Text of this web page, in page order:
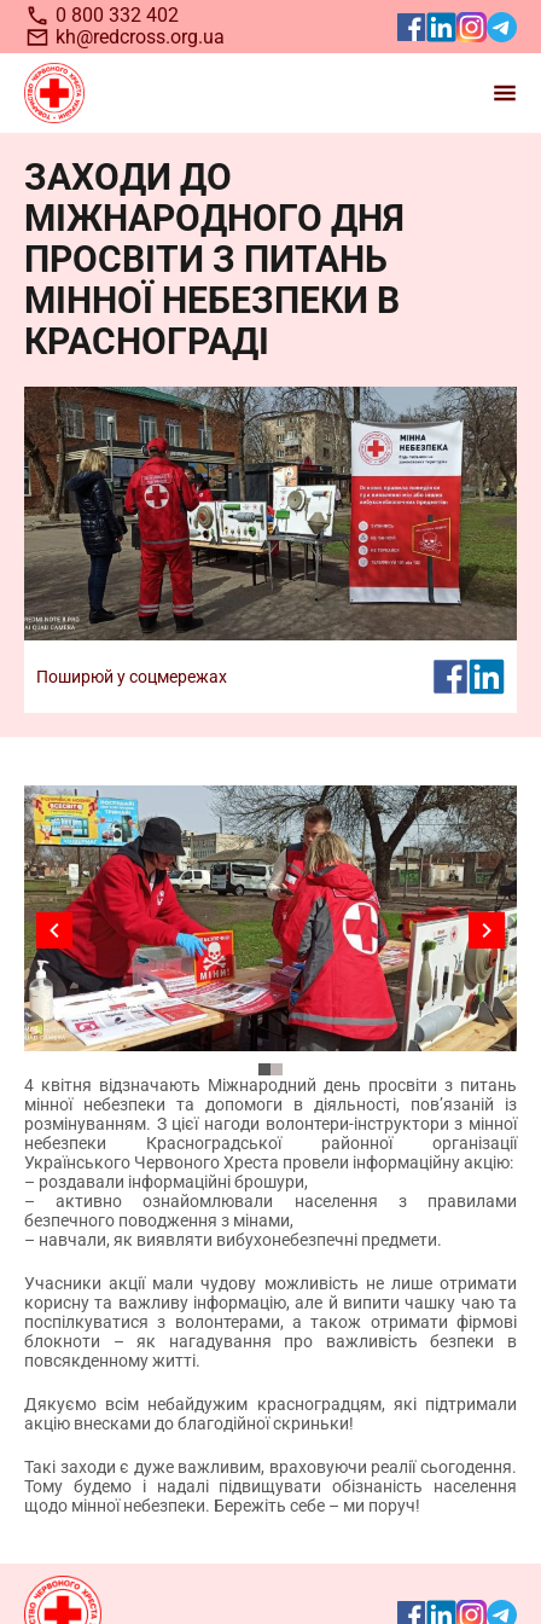
0 800 332 402
kh@redcross.org.ua
ЗАХОДИ ДО
МІЖНАРОДНОГО ДНЯ
ПРОСВІТИ З ПИТАНЬ
МІННОЇ НЕБЕЗПЕКИ В
КРАСНОГРАДІ
Поширюй у соцмережах
4 квітня відзначають Міжнародний день просвіти з питань
мінної небезпеки та допомоги в діяльності, пов’язаній із
розмінуванням. З цієї нагоди волонтери-інструктори з мінної
небезпеки Красноградської районної організації
Українського Червоного Хреста провели інформаційну акцію:
– роздавали інформаційні брошури,
– активно ознайомлювали населення з правилами
безпечного поводження з мінами,
– навчали, як виявляти вибухонебезпечні предмети.
Учасники акції мали чудову можливість не лише отримати
корисну та важливу інформацію, але й випити чашку чаю та
поспілкуватися з волонтерами, а також отримати фірмові
блокноти – як нагадування про важливість безпеки в
повсякденному житті.
Дякуємо всім небайдужим красноградцям, які підтримали
акцію внесками до благодійної скриньки!
Такі заходи є дуже важливим, враховуючи реалії сьогодення.
Тому будемо і надалі підвищувати обізнаність населення
щодо мінної небезпеки. Бережіть себе – ми поруч!
Станьте волонтером
УкраїнськогоЧервоного
Хреста
Запрошуємо всіх, хто бажає долучитися до нашої
команди. Відтепер реєстрація кандидатів у
волонтери
Дізнатися більше про волонтерство